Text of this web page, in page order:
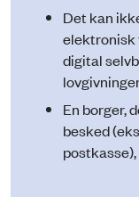
Det kan
elektronisk
digital
En borger,
besked